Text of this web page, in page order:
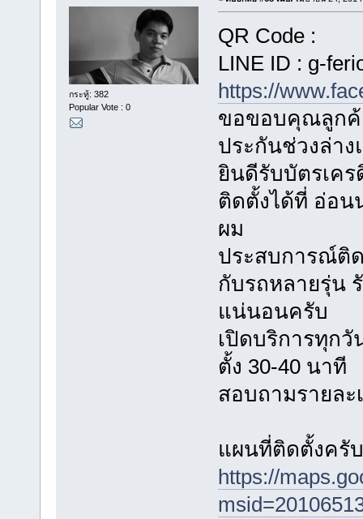
กระทู้: 382
Popular Vote : 0
QR Code :
LINE ID : g-
https://
ขอขอบคุณลูกค้
ประกันช่วงล่า
ยินดีรับบัตรเค
ติดตั้งได้ที่ อ่อน
ผม
ประสบการณ์ติ
กับรถหลายรุ่น
แน่นอนครับ
เปิดบริการทุกวั
ตั้ง 30-40 นาที
สอบถามรายละ
แผนที่ติดตั้งครับ
https://